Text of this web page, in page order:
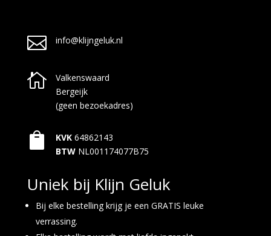
 info@klijngeluk.nl

Valkenswaard
Bergeijk
(geen bezoekadres)
 KVK 64862143
BTW NL001174077B75
Uniek bij Klijn Geluk
Bij elke bestelling krijg je een GRATIS leuke
verrassing.